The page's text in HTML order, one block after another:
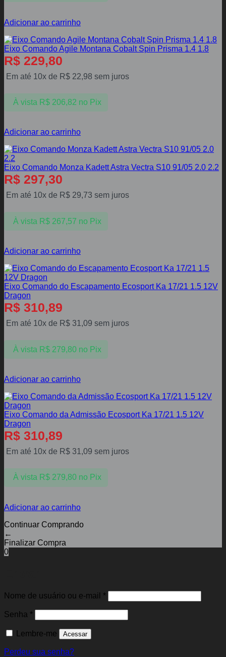
Adicionar ao carrinho
Eixo Comando Agile Montana Cobalt Spin Prisma 1.4 1.8
R$ 229,80
Em até 10x de R$ 22,98 sem juros
À vista R$206,82 no Pix
Adicionar ao carrinho
Eixo Comando Monza Kadett Astra Vectra S10 91/05 2.0 2.2
R$ 297,30
Em até 10x de R$ 29,73 sem juros
À vista R$267,57 no Pix
Adicionar ao carrinho
Eixo Comando do Escapamento Ecosport Ka 17/21 1.5 12V
Dragon
R$ 310,89
Em até 10x de R$ 31,09 sem juros
À vista R$279,80 no Pix
Adicionar ao carrinho
Eixo Comando da Admissão Ecosport Ka 17/21 1.5 12V
Dragon
R$ 310,89
Em até 10x de R$ 31,09 sem juros
À vista R$279,80 no Pix
Adicionar ao carrinho
Continuar Comprando
←
Finalizar Compra
0
Nome de usuário ou e-mail *Obrigatório
Senha *Obrigatório
Lembre-me Acessar
Perdeu sua senha?